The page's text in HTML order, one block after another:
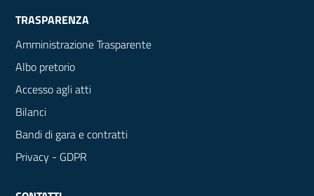
TRASPARENZA
Amministrazione Trasparente
Albo pretorio
Accesso agli atti
Bilanci
Bandi di gara e contratti
Privacy - GDPR